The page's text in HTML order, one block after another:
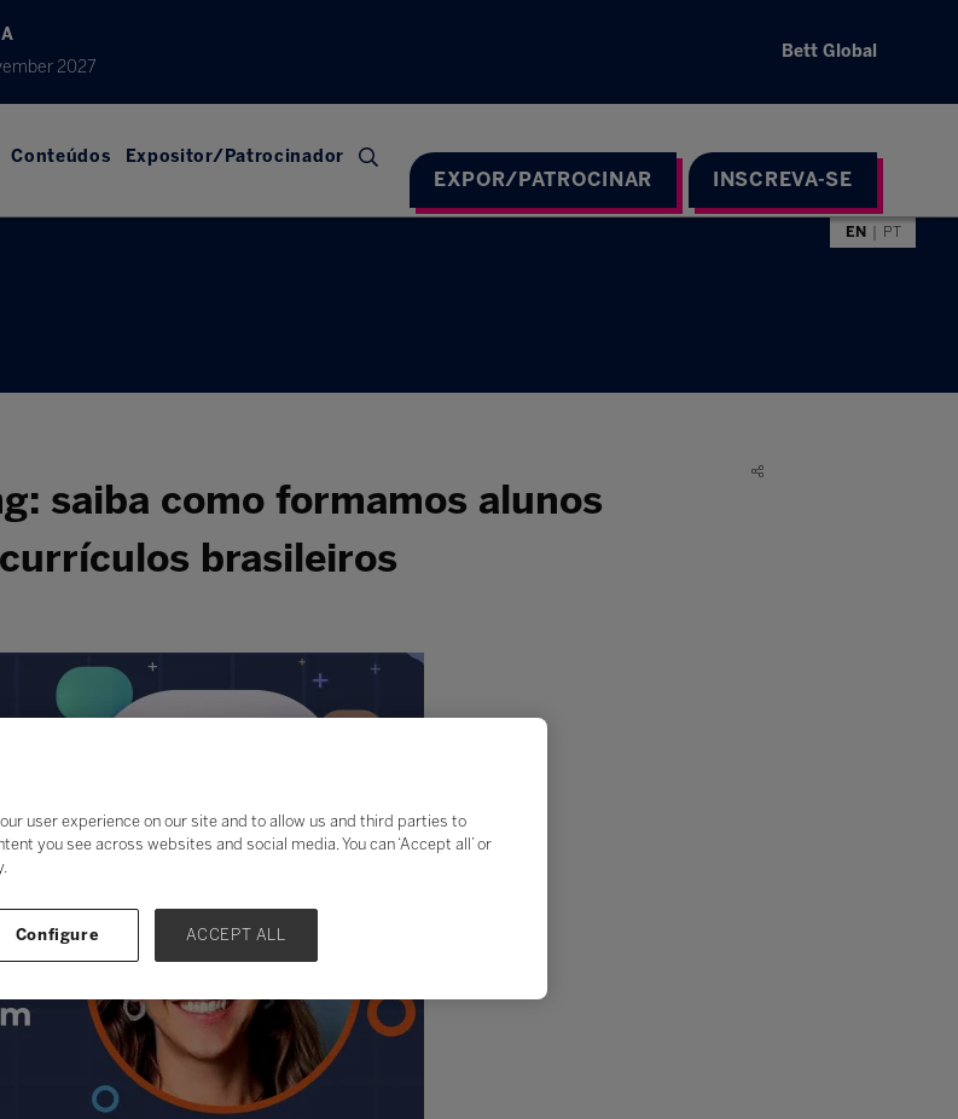
2027
Bett Global
Conteúdos Expositor/Patrocinador
EXPOR/PATROCINAR INSCREVA-SE
EN PT
saiba como formamos alunos
brasileiros
user experience on our site and to allow us and third parties to
you see across websites and social media. You can ‘Accept all’ or
Configure ACCEPT ALL